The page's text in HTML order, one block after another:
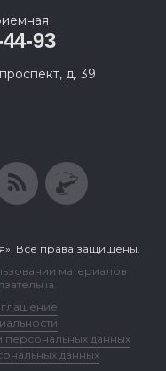
93
д. 39
Все права защищены.
материалов
данных
данных